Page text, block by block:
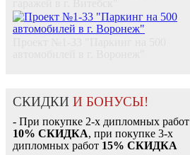
СКИДКИ И БОНУСЫ!
- При покупке 2-х дипломных работ
10% СКИДКА, при покупке 3-х
дипломных работ 15% СКИДКА